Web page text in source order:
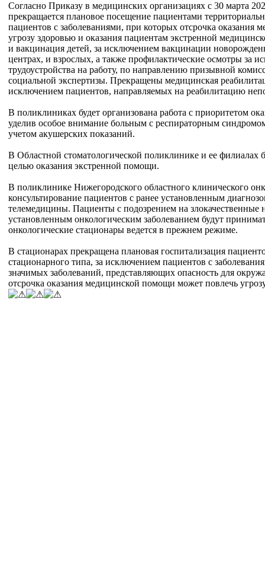
Согласно Приказу в медицинских организациях с 30 марта
прекращается плановое посещение пациентами
пациентов с заболеваниями, при которых отсрочка
угрозу здоровью и оказания пациентам экстренной
и вакцинация детей, за исключением вакцинации
центрах, и взрослых, а также профилактические осмотры за
трудоустройства на работу, по направлению призывной
социальной экспертизы. Прекращены медицинская
исключением пациентов, направляемых на реабилитацию
В поликлиниках будет организована работа с приоритетом
уделив особое внимание больным с респираторным
учетом акушерских показаний.
В Областной стоматологической поликлинике и ее филиалах
целью оказания экстренной помощи.
В поликлинике Нижегородского областного клинического
консультирование пациентов с ранее установленным
телемедицины. Пациенты с подозрением на злокачественные
установленным онкологическим заболеванием будут
онкологические стационары ведется в прежнем режиме.
В стационарах прекращена плановая госпитализация
стационарного типа, за исключением пациентов с
значимых заболеваний, представляющих опасность для
отсрочка оказания медицинской помощи может повлечь